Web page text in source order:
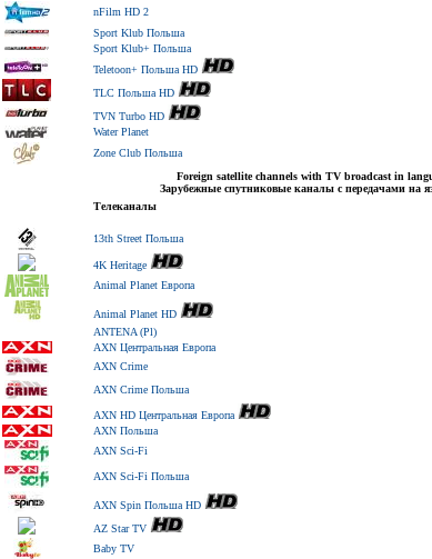
nFilm HD 2
Sport Klub Польша
Sport Klub+ Польша
Teletoon+ Польша HD
TLC Польша HD
TVN Turbo HD
Water Planet
Zone Club Польша
Foreign satellite channels with TV broadcast in
Зарубежные спутниковые каналы c передачами на
Телеканалы
13th Street Польша
4K Heritage
Animal Planet Европа
Animal Planet HD
ANTENA (Pl)
AXN Центральная Европа
AXN Crime
AXN Crime Польша
AXN HD Центральная Европа
AXN Польша
AXN Sci-Fi
AXN Sci-Fi Польша
AXN Spin Польша HD
AZ Star TV
Baby TV